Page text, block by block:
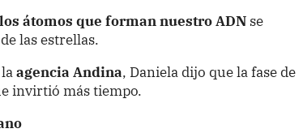
átomos que forman nuestro ADN se
las estrellas.
agencia Andina, Daniela dijo que la fase de
invirtió más tiempo.